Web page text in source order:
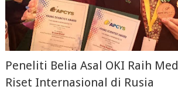
Peneliti Belia Asal OKI Raih
Riset Internasional di Rusia